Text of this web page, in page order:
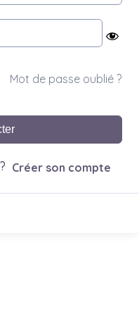
Mot de passe oublié ?
Créer son compte